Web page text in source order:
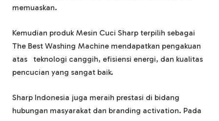
memuaskan.
Kemudian produk Mesin Cuci Sharp terpilih sebagai
The Best Washing Machine mendapatkan pengakuan
atas teknologi canggih, efisiensi energi, dan kualitas
pencucian yang sangat baik.
Sharp Indonesia juga meraih prestasi di bidang
hubungan masyarakat dan branding activation. Pada